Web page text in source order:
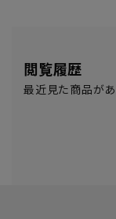
閲覧履歴
最近見た商品があ